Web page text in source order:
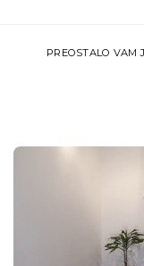
PREOSTALO VAM